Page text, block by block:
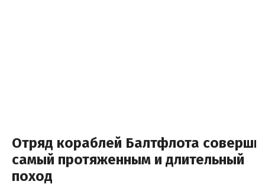
Отряд кораблей Балтфлота
самый протяженным и длительный
поход